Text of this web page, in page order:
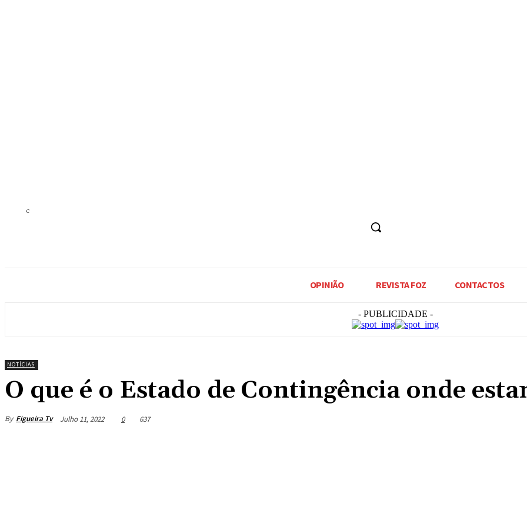
C
OPINIÃO REVISTA FOZ CONTACTOS
- PUBLICIDADE -
NOTÍCIAS
O que é o Estado de Contingência onde
By Figueira Tv Julho 11, 2022 0 637